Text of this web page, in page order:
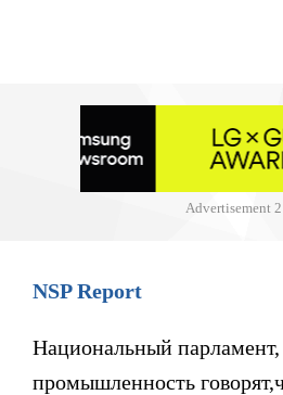
Advertisement
NSP Report
Национальный
промышленность